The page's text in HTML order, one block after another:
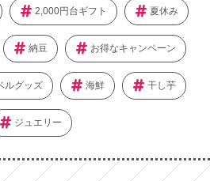
2,000円台ギフト 夏休み
納豆 お得なキャンペーン
ルグッズ 海鮮 干し芋
ジュエリー